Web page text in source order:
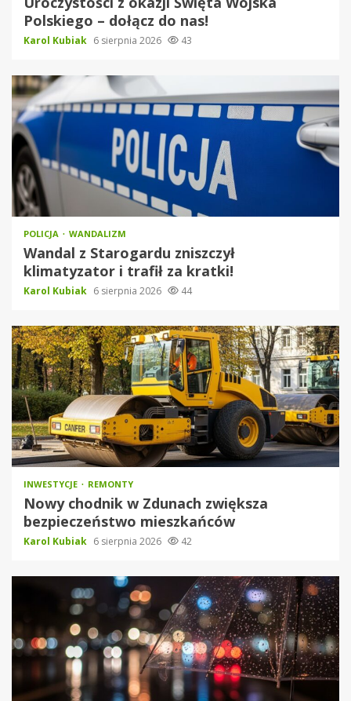
Polskiego – dołącz do nas!
Karol Kubiak 6 sierpnia 2026 43
POLICJA WANDALIZM
Wandal z Starogardu zniszczył
klimatyzator i trafił za kratki!
Karol Kubiak 6 sierpnia 2026 44
INWESTYCJE REMONTY
Nowy chodnik w Zdunach zwiększa
bezpieczeństwo mieszkańców
Karol Kubiak 6 sierpnia 2026 42